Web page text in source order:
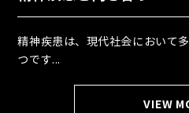
精神疾患は、現代社会において
つです...
VIEW